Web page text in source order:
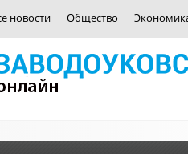
новости Общество